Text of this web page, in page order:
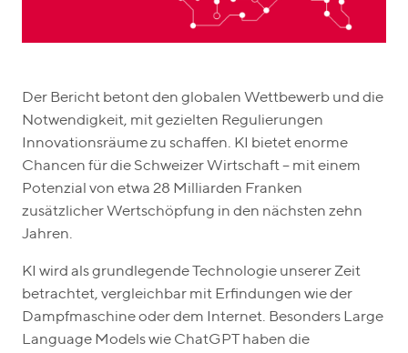
Der Bericht betont den globalen Wettbewerb und die
Notwendigkeit, mit gezielten Regulierungen
Innovationsräume zu schaffen. KI bietet enorme
Chancen für die Schweizer Wirtschaft – mit einem
Potenzial von etwa 28 Milliarden Franken
zusätzlicher Wertschöpfung in den nächsten zehn
Jahren.
KI wird als grundlegende Technologie unserer Zeit
betrachtet, vergleichbar mit Erfindungen wie der
Dampfmaschine oder dem Internet. Besonders Large
Language Models wie ChatGPT haben die